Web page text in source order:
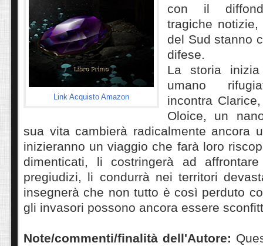
Link Acquisto Amazon
con il
tragiche
del Sud stanno
difese.
La storia
umano
incontra
Oloice, un
sua vita cambierà radicalmente ancora
inizieranno un viaggio che farà loro
dimenticati, li costringerà ad
pregiudizi, li condurrà nei territori
insegnerà che non tutto è così perduto
gli invasori possono ancora essere
Note/commenti/finalità dell'Autore: